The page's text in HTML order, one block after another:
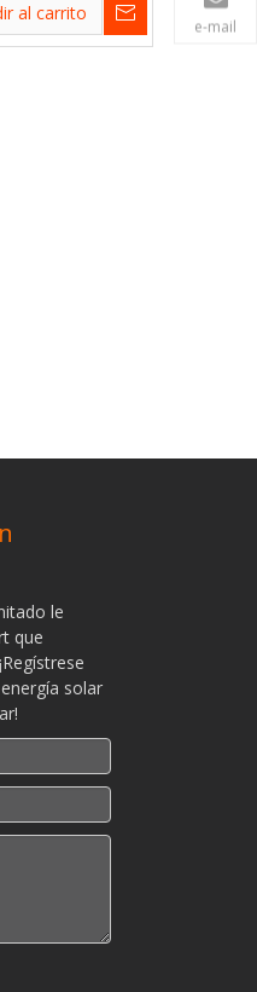
al carrito
e-mail
le
que
solar